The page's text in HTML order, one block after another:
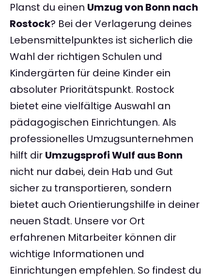
Planst du einen Umzug von Bonn nach
Rostock? Bei der Verlagerung deines
Lebensmittelpunktes ist sicherlich die
Wahl der richtigen Schulen und
Kindergärten für deine Kinder ein
absoluter Prioritätspunkt. Rostock
bietet eine vielfältige Auswahl an
pädagogischen Einrichtungen. Als
professionelles Umzugsunternehmen
hilft dir Umzugsprofi Wulf aus Bonn
nicht nur dabei, dein Hab und Gut
sicher zu transportieren, sondern
bietet auch Orientierungshilfe in deiner
neuen Stadt. Unsere vor Ort
erfahrenen Mitarbeiter können dir
wichtige Informationen und
Einrichtungen empfehlen. So findest du